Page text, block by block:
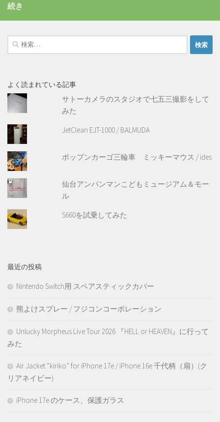
続き
検
索:
よく読まれている記事
サトーカメラのスタジオで七五三撮影をして
みた
JetClean EJT-1000 / BALMUDA
ポップンカーゴ三輪車 ミッキーマウス / ides
仙台アンパンマンこどもミュージアム＆モー
ル
S660を試乗してみた
最近の投稿
Nintendo Switch用 スペアスティックカバー
熊よけスプレー / フジコンコーポレーション
Unlucky Morpheus Live Tour 2026 『HELL or HEAVEN』に行って
みた
Air Jacket “kiriko” for iPhone 17e / iPhone 16e 千代柄（扇）(ク
リアネイビー)
iPhone 17e のケース、保護ガラス